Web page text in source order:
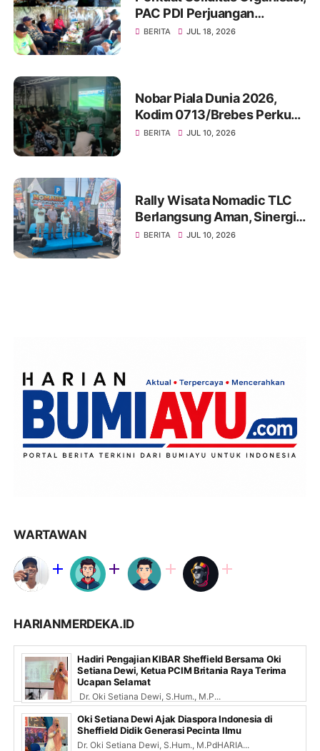
PAC PDI Perjuangan
Bumiayu Gelar Silaturahmi
BERITA JUL 18, 2026
Nobar Piala Dunia 2026,
Kodim 0713/Brebes Perkuat
Kemanunggalan TNI-Rakyat
BERITA JUL 10, 2026
Rally Wisata Nomadic TLC
Berlangsung Aman, Sinergi
Polres Brebes dan Instansi
BERITA JUL 10, 2026
WARTAWAN
HARIANMERDEKA.ID
Hadiri Pengajian KIBAR Sheffield Bersama Oki
Setiana Dewi, Ketua PCIM Britania Raya Terima
Ucapan Selamat
Dr. Oki Setiana Dewi, S.Hum., M.P...
Oki Setiana Dewi Ajak Diaspora Indonesia di
Sheffield Didik Generasi Pecinta Ilmu
Dr. Oki Setiana Dewi, S.Hum., M.PdHARIA...